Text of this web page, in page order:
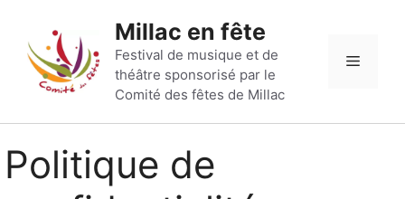
contenu
Millac en fête
Festival de musique et de
théâtre sponsorisé par le
Comité des fêtes de Millac
Menu
Politique de